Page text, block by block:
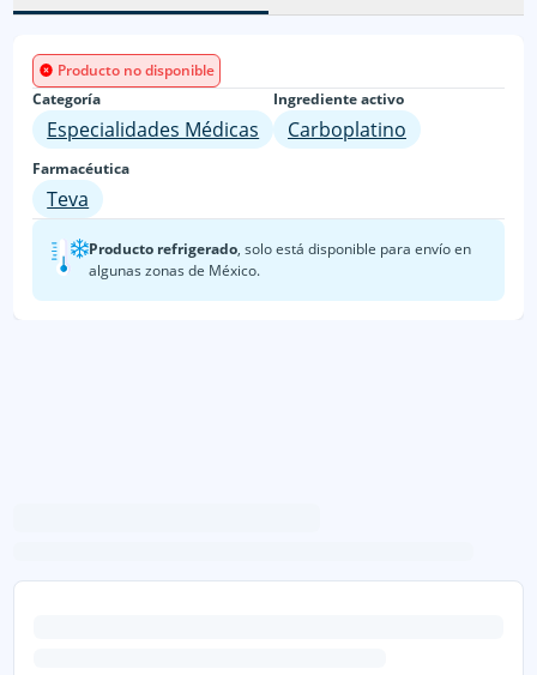
Producto no disponible
Categoría
Especialidades Médicas
Ingrediente activo
Carboplatino
Farmacéutica
Teva
Producto refrigerado, solo está disponible para envío en
algunas zonas de México.